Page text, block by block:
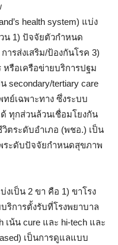
health system) แบ่ง
น 1) ปัจจัยตัวกำหนด
ารส่งเสริม/ป้องกันโรค 3)
รือเครือข่ายบริการปฐม
secondary/tertiary care
ย์เฉพาะทาง ซึ่งระบบ
ทุกส่วนล้วนเชื่อมโยงกัน
ระดับอำเภอ (พชอ.) เป็น
ระดับปัจจัยกำหนดสุขภาพ
เป็น 2 ขา คือ 1) ขาโรง
ริการตั้งรับที่โรงพยาบาล
เน้น cure และ hi-tech และ
เป็นการดูแลแบบ